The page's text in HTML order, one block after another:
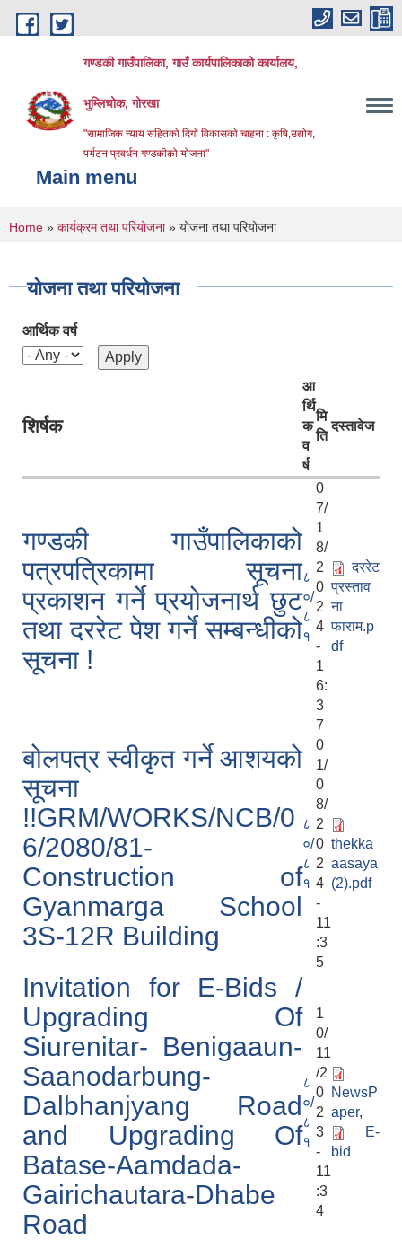
Skip to main content
गण्डकी गाउँपालिका, गाउँ कार्यपालिकाको कार्यालय,
भुम्लिचोक, गोरखा
"सामाजिक न्याय सहितको दिगो विकासको चाहना : कृषि,उद्योग,
पर्यटन प्रवर्धन गण्डकीको योजना"
Main menu
You are here
Home » कार्यक्रम तथा परियोजना» योजना तथा परियोजना
योजना तथा परियोजना
आर्थिक वर्ष
शिर्षक
आ
र्थि
क
व
र्ष
मि
ति
दस्तावेज
गण्डकी गाउँपालिकाको
पत्रपत्रिकामा सूचना
प्रकाशन गर्ने प्रयोजनार्थ छुट
तथा दररेट पेश गर्ने सम्बन्धीको
सूचना !
८
०/
८
१
0
7/
1
8/
2
0
2
4
-
1
6:
3
7
दररेट
प्रस्ताव
ना
फाराम.p
df
बोलपत्र स्वीकृत गर्ने आशयको
सूचना
!!GRM/WORKS/NCB/0
6/2080/81-
Construction of
Gyanmarga School
3S-12R Building
८
०/
८
१
0
1/
0
8/
2
0
2
4
-
11
:3
5
thekka
aasaya
(2).pdf
Invitation for E-Bids /
Upgrading Of
Siurenitar- Benigaaun-
Saanodarbung-
Dalbhanjyang Road
and Upgrading Of
Batase-Aamdada-
Gairichautara-Dhabe
Road
८
०/
८
१
1
0/
11
/2
0
2
3
-
11
:3
4
NewsP
aper,
E-
bid